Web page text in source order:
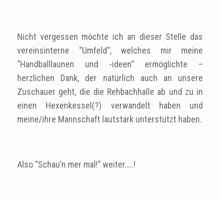
Nicht vergessen möchte ich an dieser Stelle das
vereinsinterne “Umfeld“, welches mir meine
“Handballlaunen und -ideen“ ermöglichte –
herzlichen Dank, der natürlich auch an unsere
Zuschauer geht, die die Rehbachhalle ab und zu in
einen Hexenkessel(?) verwandelt haben und
meine/ihre Mannschaft lautstark unterstützt haben.
Also “Schau’n mer mal!“ weiter…..!